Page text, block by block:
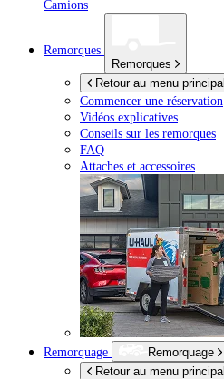
Camions
Remorques
Remorques
Retour au menu principal
Commencer une réservation
Vidéos explicatives
Conseils sur les remorques
FAQ
Attaches et accessoires
Remorquage
Remorquage
Retour au menu principal